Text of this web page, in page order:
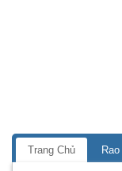
Trang Chủ